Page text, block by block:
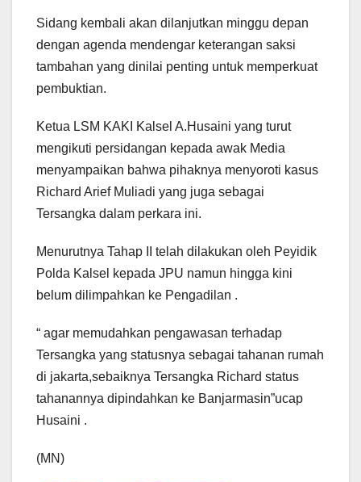
Sidang kembali akan dilanjutkan minggu depan
dengan agenda mendengar keterangan saksi
tambahan yang dinilai penting untuk memperkuat
pembuktian.
Ketua LSM KAKI Kalsel A.Husaini yang turut
mengikuti persidangan kepada awak Media
menyampaikan bahwa pihaknya menyoroti kasus
Richard Arief Muliadi yang juga sebagai
Tersangka dalam perkara ini.
Menurutnya Tahap II telah dilakukan oleh Peyidik
Polda Kalsel kepada JPU namun hingga kini
belum dilimpahkan ke Pengadilan .
“ agar memudahkan pengawasan terhadap
Tersangka yang statusnya sebagai tahanan rumah
di jakarta,sebaiknya Tersangka Richard status
tahanannya dipindahkan ke Banjarmasin”ucap
Husaini .
(MN)